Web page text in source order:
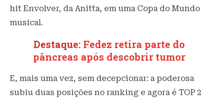
hit Envolver, da Anitta, em uma Copa do Mundo
musical.
Destaque: Fedez retira parte do
pâncreas após descobrir tumor
E, mais uma vez, sem decepcionar: a poderosa
subiu duas posições no ranking e agora é TOP 2